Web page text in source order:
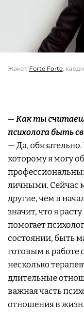
Жакет, Forte Forte ,
— Как ты
психолога быть
— Да,
которому я могу
личными. Сейчас
другие, чем в
значит, что я
помогает
состоянии, быть
готовым к работе
несколько
длительные
важная часть
отношения в